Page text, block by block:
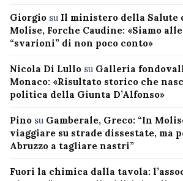
Giorgio su Il ministero della Salute
Molise, Forche Caudine: «Siamo
“svarioni” di non poco conto»
Nicola Di Lullo su Galleria
Monaco: «Risultato storico che
politica della Giunta D’Alfonso»
Pino su Gamberale, Greco: “In
viaggiare su strade dissestate, ma
Abruzzo a tagliare nastri”
Fuori la chimica dalla tavola: